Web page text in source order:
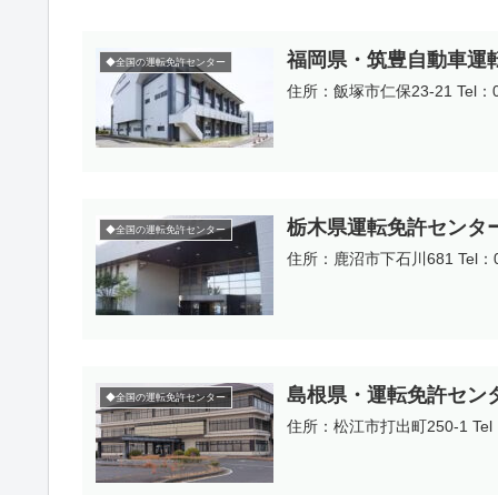
◆全国の運転免許センター 福岡県・筑豊自動車運
住所：飯塚市仁保23-21 Tel
◆全国の運転免許センター 栃木県運転免許センタ
住所：鹿沼市下石川681 Tel
◆全国の運転免許センター 島根県・運転免許セン
住所：松江市打出町250-1